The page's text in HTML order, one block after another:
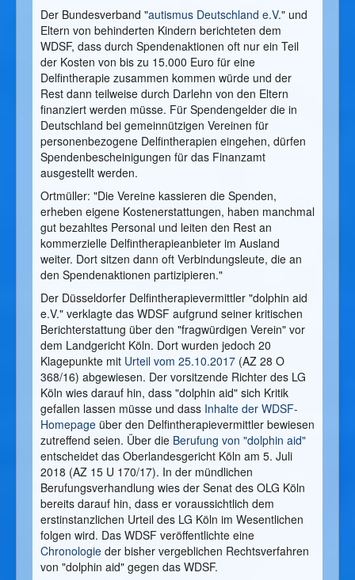
Der Bundesverband "autismus Deutschland e.V." und
Eltern von behinderten Kindern berichteten dem
WDSF, dass durch Spendenaktionen oft nur ein Teil
der Kosten von bis zu 15.000 Euro für eine
Delfintherapie zusammen kommen würde und der
Rest dann teilweise durch Darlehn von den Eltern
finanziert werden müsse. Für Spendengelder die in
Deutschland bei gemeinnützigen Vereinen für
personenbezogene Delfintherapien eingehen, dürfen
Spendenbescheinigungen für das Finanzamt
ausgestellt werden.
Ortmüller: "Die Vereine kassieren die Spenden,
erheben eigene Kostenerstattungen, haben manchmal
gut bezahltes Personal und leiten den Rest an
kommerzielle Delfintherapieanbieter im Ausland
weiter. Dort sitzen dann oft Verbindungsleute, die an
den Spendenaktionen partizipieren."
Der Düsseldorfer Delfintherapievermittler "dolphin aid
e.V." verklagte das WDSF aufgrund seiner kritischen
Berichterstattung über den "fragwürdigen Verein" vor
dem Landgericht Köln. Dort wurden jedoch 20
Klagepunkte mit Urteil vom 25.10.2017 (AZ 28 O
368/16) abgewiesen. Der vorsitzende Richter des LG
Köln wies darauf hin, dass "dolphin aid" sich Kritik
gefallen lassen müsse und dass Inhalte der WDSF-
Homepage über den Delfintherapievermittler bewiesen
zutreffend seien. Über die Berufung von "dolphin aid"
entscheidet das Oberlandesgericht Köln am 5. Juli
2018 (AZ 15 U 170/17). In der mündlichen
Berufungsverhandlung wies der Senat des OLG Köln
bereits darauf hin, dass er voraussichtlich dem
erstinstanzlichen Urteil des LG Köln im Wesentlichen
folgen wird. Das WDSF veröffentlichte eine
Chronologie der bisher vergeblichen Rechtsverfahren
von "dolphin aid" gegen das WDSF.